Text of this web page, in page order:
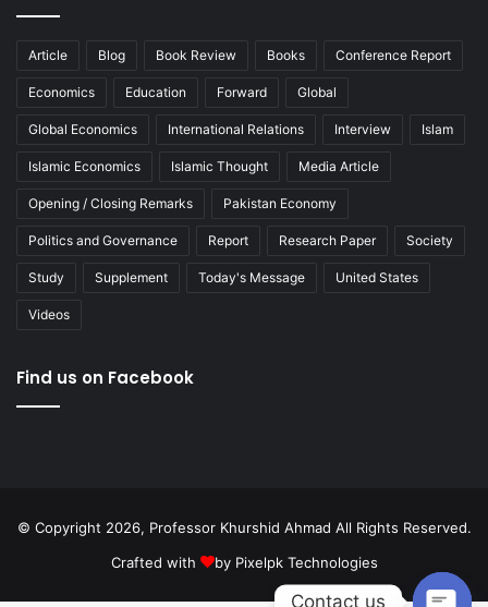
Article Blog Book Review Books Conference Report
Economics Education Forward Global
Global Economics International Relations Interview Islam
Islamic Economics Islamic Thought Media Article
Opening / Closing Remarks Pakistan Economy
Politics and Governance Report Research Paper Society
Study Supplement Today's Message United States
Videos
Find us on Facebook
© Copyright 2026, Professor Khurshid Ahmad All Rights Reserved.
Crafted with
by Pixelpk Technologies
Contact us